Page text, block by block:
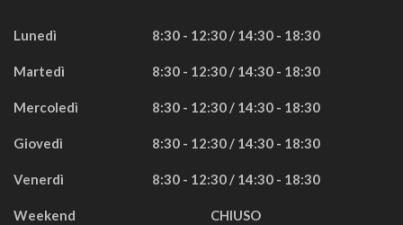
Lunedì 8:30 - 12:30 / 14:30 - 18:30
Martedì 8:30 - 12:30 / 14:30 - 18:30
Mercoledì 8:30 - 12:30 / 14:30 - 18:30
Giovedì 8:30 - 12:30 / 14:30 - 18:30
Venerdì 8:30 - 12:30 / 14:30 - 18:30
Weekend CHIUSO